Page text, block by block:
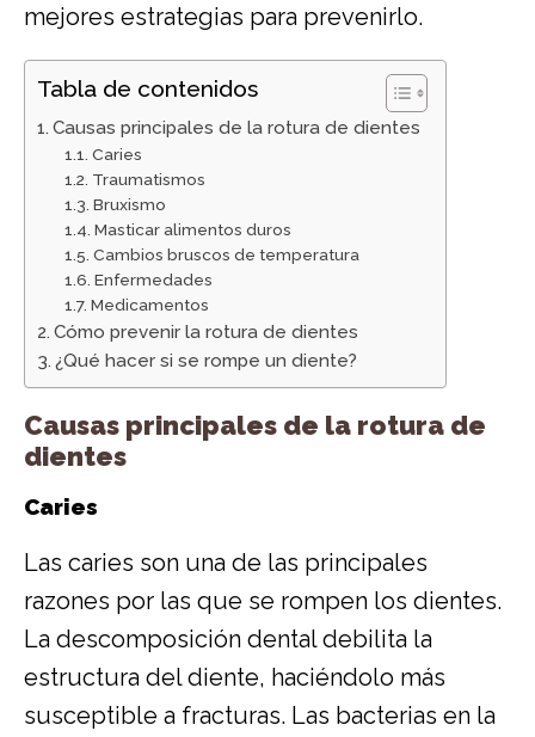
mejores estrategias para prevenirlo.
Tabla de contenidos
Causas principales de la rotura de dientes
Caries
Traumatismos
Bruxismo
Masticar alimentos duros
Cambios bruscos de temperatura
Enfermedades
Medicamentos
Cómo prevenir la rotura de dientes
¿Qué hacer si se rompe un diente?
Causas principales de la rotura de
dientes
Caries
Las caries son una de las principales
razones por las que se rompen los dientes.
La descomposición dental debilita la
estructura del diente, haciéndolo más
susceptible a fracturas. Las bacterias en la